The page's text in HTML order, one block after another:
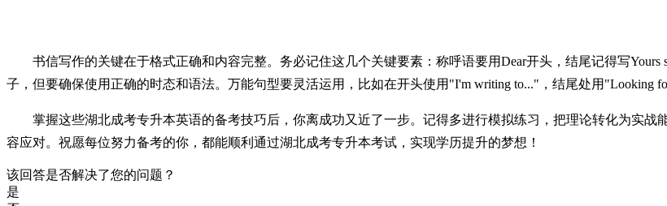
书信写作的关键在于格式正确和内容完整。务必记住这几个关键要素：称呼语要用Dear开头，结尾记得写
子，但要确保使用正确的时态和语法。万能句型要灵活运用，比如在开头使用"I'm writing to..."，结尾处用"Looking
掌握这些湖北成考专升本英语的备考技巧后，你离成功又近了一步。记得多进行模拟练习，把理论转化为实
容应对。祝愿每位努力备考的你，都能顺利通过湖北成考专升本考试，实现学历提升的梦想！
该回答是否解决了您的问题？
是